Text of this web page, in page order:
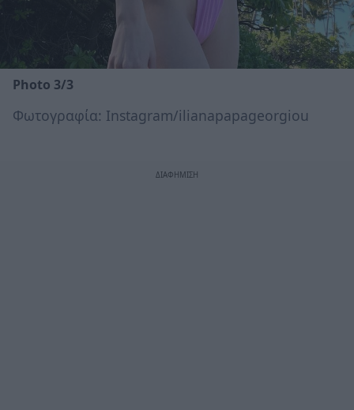
Photo 3/3
Φωτογραφία: Instagram/ilianapapageorgiou